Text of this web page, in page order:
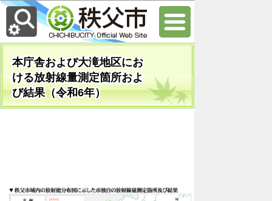
本庁舎および大滝地区にお
ける放射線量測定箇所およ
び結果（令和6年）